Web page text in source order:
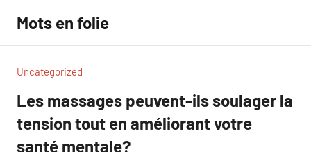
contenu
Mots en folie
Uncategorized
Les massages peuvent-ils soulager la
tension tout en améliorant votre
santé mentale?